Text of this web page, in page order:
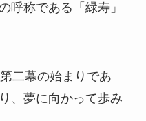
き弔電
弔電
呼称である「緑寿」
二幕の始まりであ
、夢に向かって歩み